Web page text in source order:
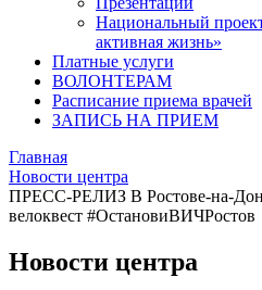
Национальный
активная жизнь»
Платные услуги
ВОЛОНТЕРАМ
Расписание приема врачей
ЗАПИСЬ НА ПРИЕМ
Главная
Новости центра
ПРЕСС-РЕЛИЗ В Ростове-на-
велоквест #ОстановиВИЧРостов
Новости центра